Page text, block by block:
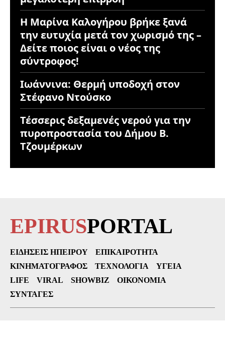
Η Μαρίνα Καλογήρου βρήκε ξανά
την ευτυχία μετά τον χωρισμό της –
Δείτε ποιος είναι ο νέος της
σύντροφος!
Ιωάννινα: Θερμή υποδοχή στον
Στέφανο Ντούσκο
Τέσσερις δεξαμενές νερού για την
πυροπροστασία του Δήμου Β.
Τζουμέρκων
EPIRUSPORTAL
ΕΙΔΉΣΕΙΣ ΗΠΕΊΡΟΥ
ΕΠΙΚΑΙΡΌΤΗΤΑ
ΚΙΝΗΜΑΤΟΓΡΆΦΟΣ
ΤΕΧΝΟΛΟΓΊΑ
ΥΓΕΊΑ
LIFE
VIRAL SHOWBIZ
ΟΙΚΟΝΟΜΊΑ
ΣΥΝΤΑΓΈΣ